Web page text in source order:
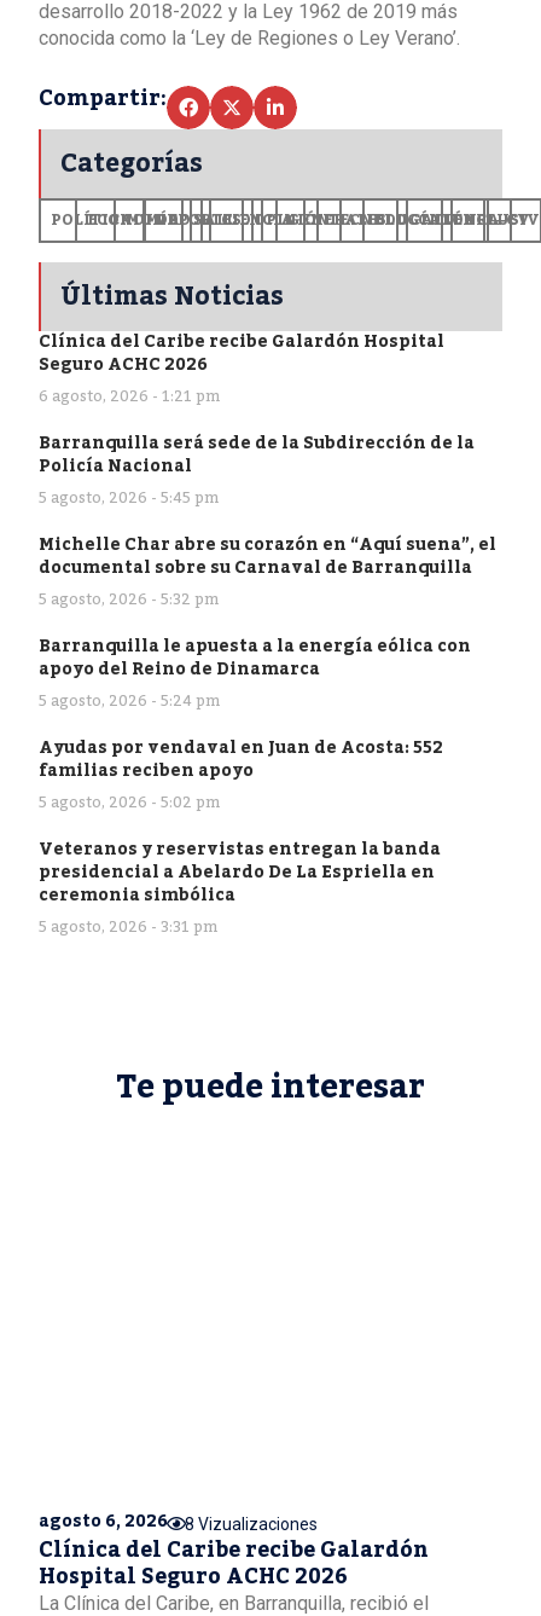
desarrollo 2018-2022 y la Ley 1962 de 2019 más
conocida como la ‘Ley de Regiones o Ley Verano’.
Compartir:
Categorías
POLÍTICA
ECONOMÍA
MUNDODEPORTES
SALUDCIENCIA
OPINIÓN
GENERALES
TECNOLOGÍA
EDUCACIÓN
CULTURA+CV
Últimas Noticias
Clínica del Caribe recibe Galardón Hospital
Seguro ACHC 2026
6 agosto, 2026 - 1:21 pm
Barranquilla será sede de la Subdirección de la
Policía Nacional
5 agosto, 2026 - 5:45 pm
Michelle Char abre su corazón en “Aquí suena”, el
documental sobre su Carnaval de Barranquilla
5 agosto, 2026 - 5:32 pm
Barranquilla le apuesta a la energía eólica con
apoyo del Reino de Dinamarca
5 agosto, 2026 - 5:24 pm
Ayudas por vendaval en Juan de Acosta: 552
familias reciben apoyo
5 agosto, 2026 - 5:02 pm
Veteranos y reservistas entregan la banda
presidencial a Abelardo De La Espriella en
ceremonia simbólica
5 agosto, 2026 - 3:31 pm
Te puede interesar
agosto 6, 2026 8 Vizualizaciones
Clínica del Caribe recibe Galardón
Hospital Seguro ACHC 2026
La Clínica del Caribe, en Barranquilla, recibió el